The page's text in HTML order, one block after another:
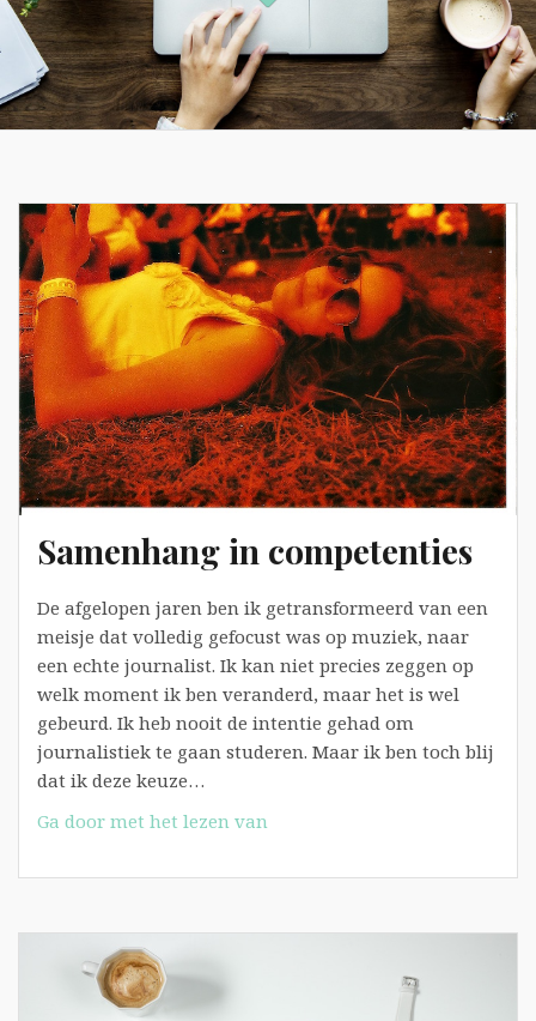
Samenhang in competenties
De afgelopen jaren ben ik getransformeerd van een
meisje dat volledig gefocust was op muziek, naar
een echte journalist. Ik kan niet precies zeggen op
welk moment ik ben veranderd, maar het is wel
gebeurd. Ik heb nooit de intentie gehad om
journalistiek te gaan studeren. Maar ik ben toch blij
dat ik deze keuze…
Ga door met het lezen van
competenties